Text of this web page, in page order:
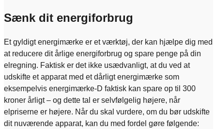
Sænk dit energiforbrug
Et gyldigt energimærke er et værktøj, der kan hjælpe dig med
at reducere dit årlige energiforbrug og spare penge på din
elregning. Faktisk er det ikke usædvanligt, at du ved at
udskifte et apparat med et dårligt energimærke som
eksempelvis energimærke-D faktisk kan spare op til 300
kroner årligt – og dette tal er selvfølgelig højere, når
elpriserne er højere. Når du skal vurdere, om du bør udskifte
dit nuværende apparat, kan du med fordel gøre følgende: